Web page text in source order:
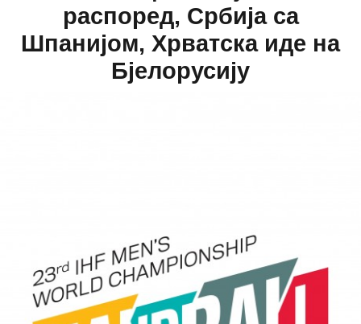
распоред, Србија са
Шпанијом, Хрватска иде на
Бјелорусију